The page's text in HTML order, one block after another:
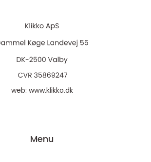
web: www.klikko.dk
Menu